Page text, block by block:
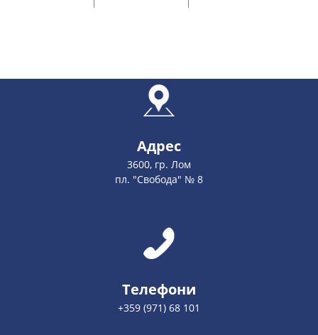
Адрес
3600, гр. Лом
пл. "Свобода" № 8
Телефони
+359 (971) 68 101